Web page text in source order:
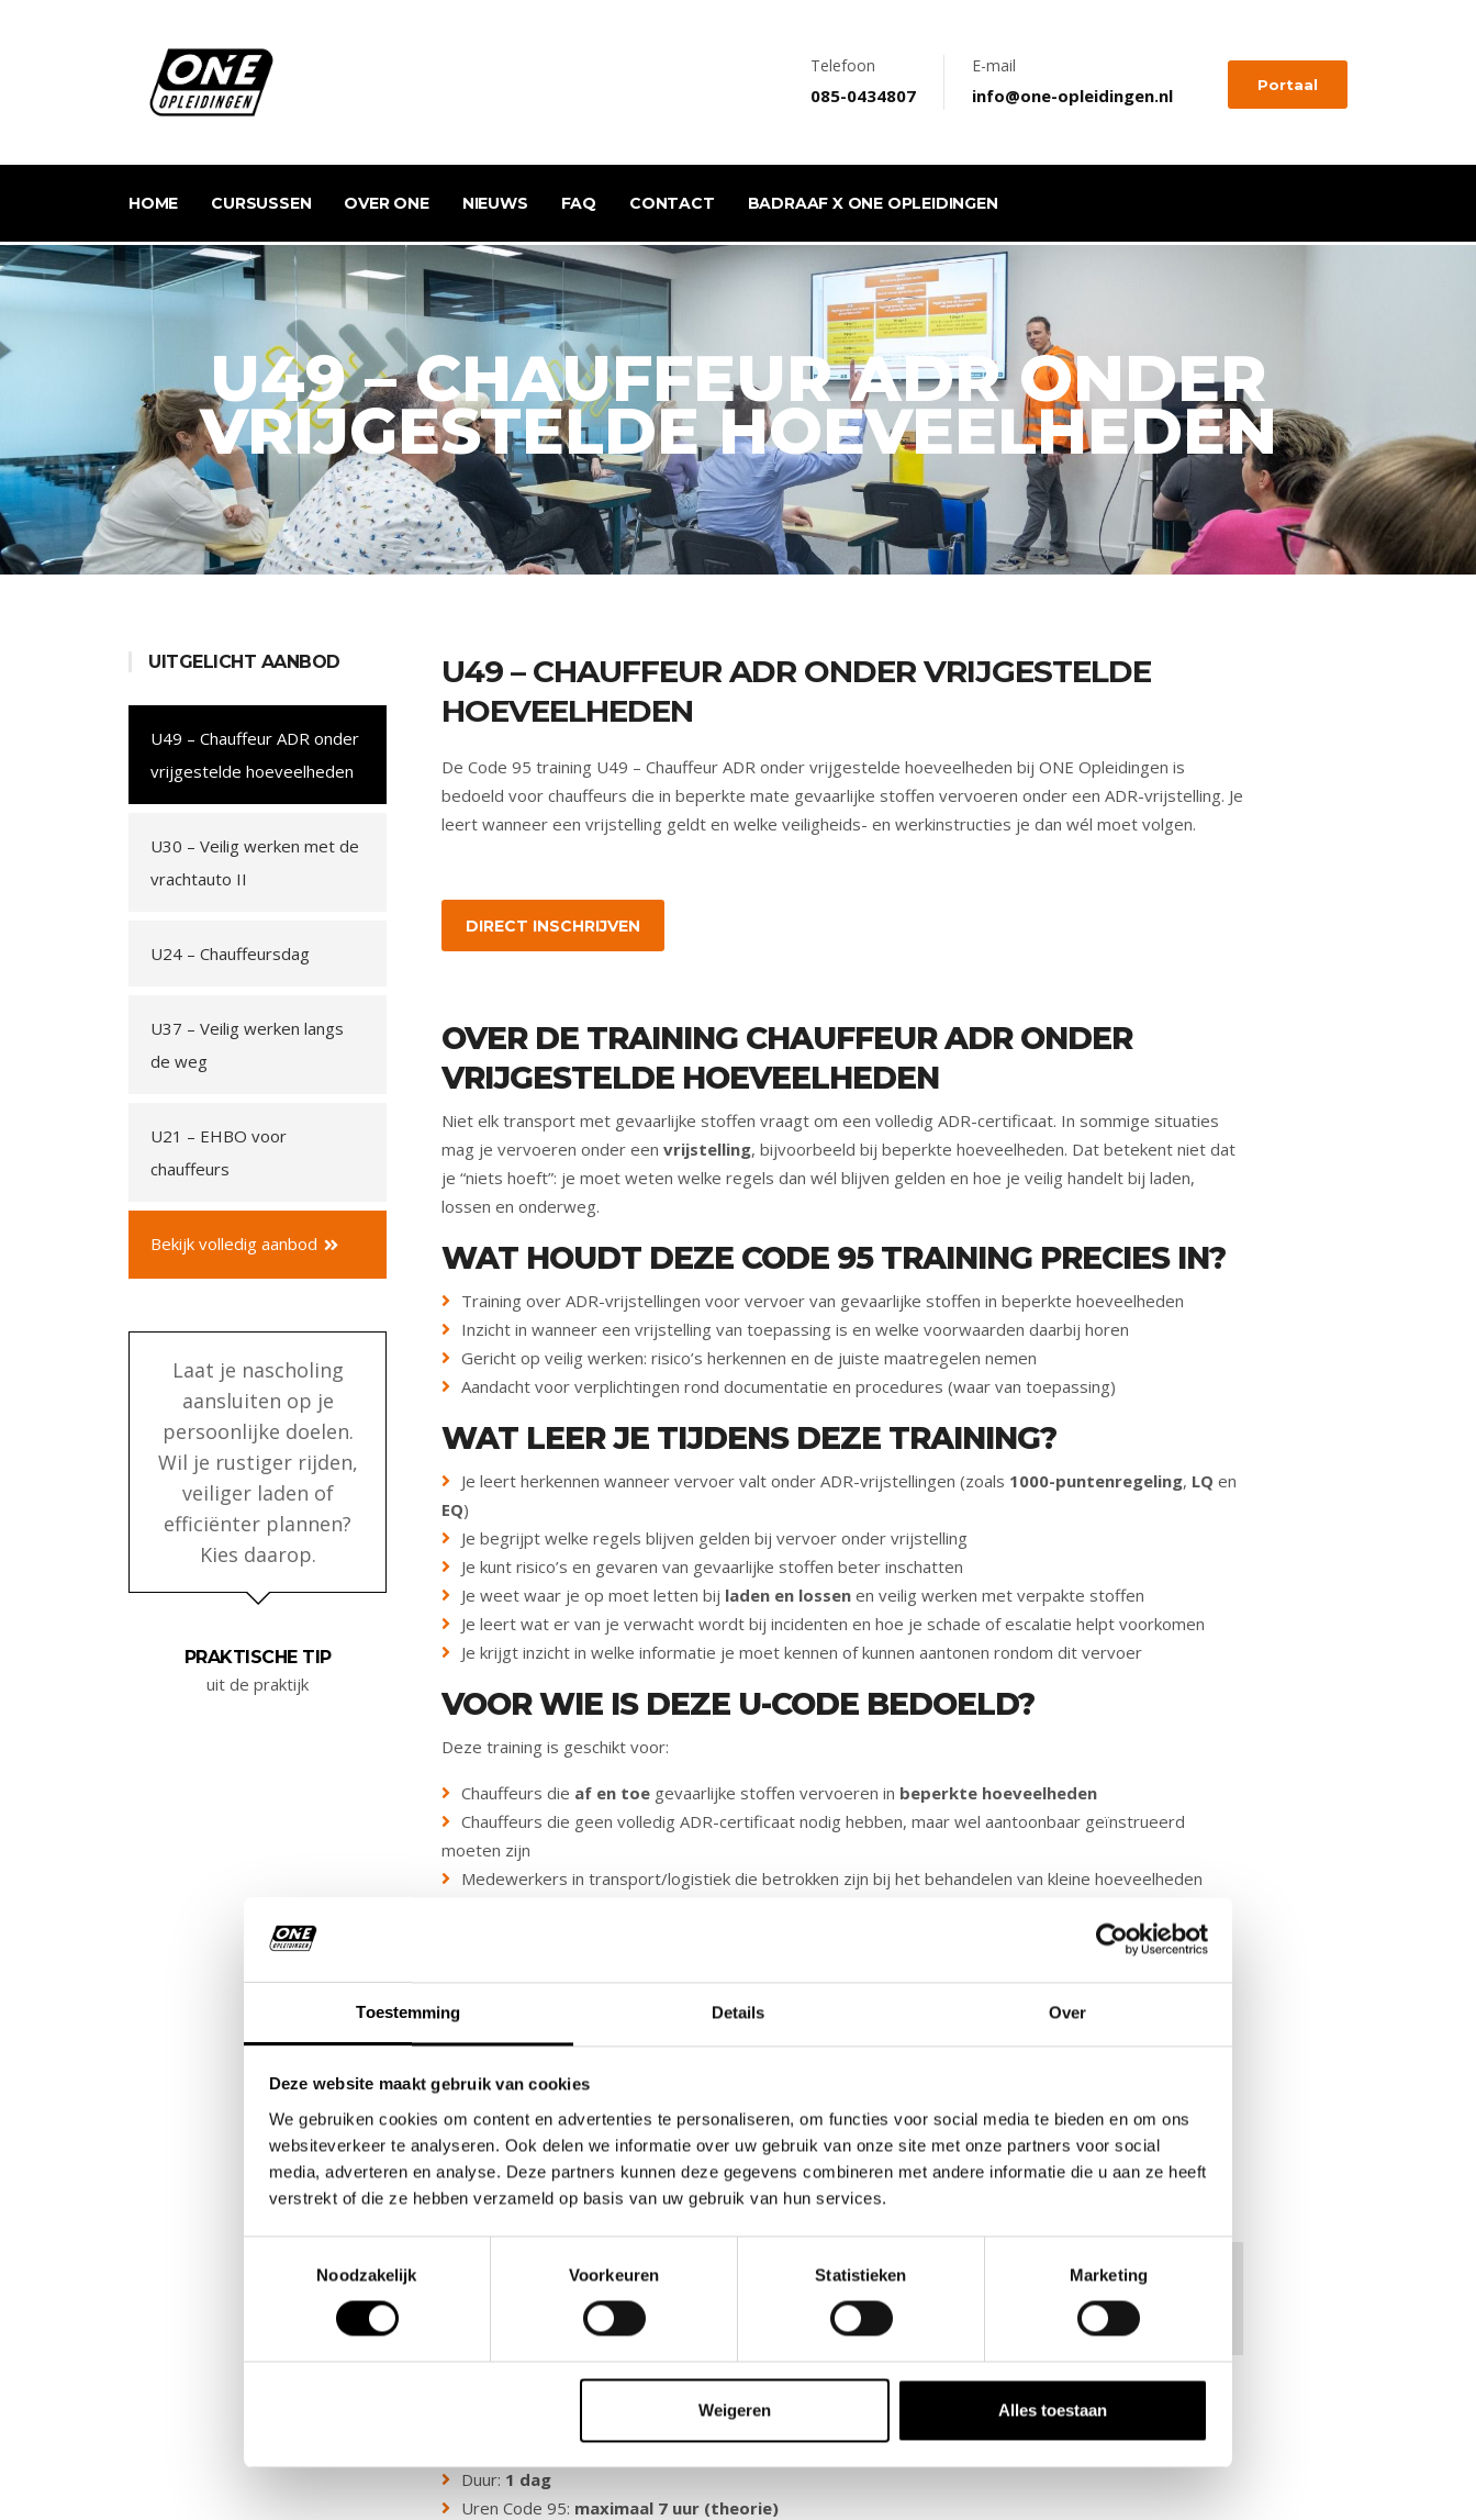
Toestemming Details Over
Deze website maakt gebruik van cookies
We gebruiken cookies om content en advertenties te personaliseren, om functies voor social media te bieden en om ons
websiteverkeer te analyseren. Ook delen we informatie over uw gebruik van onze site met onze partners voor social
media, adverteren en analyse. Deze partners kunnen deze gegevens combineren met andere informatie die u aan ze heeft
verstrekt of die ze hebben verzameld op basis van uw gebruik van hun services.
Noodzakelijk
Voorkeuren Statistieken Marketing
Weigeren Alles toestaan
Telefoon
085-0434807
E-mail
info@one-opleidingen.nl Portaal
HOME CURSUSSEN OVER ONE NIEUWS FAQ CONTACT BADRAAF X ONE OPLEIDINGEN
U49 – CHAUFFEUR ADR ONDER
VRIJGESTELDE HOEVEELHEDEN
UITGELICHT AANBOD
U49 – Chauffeur ADR onder
vrijgestelde hoeveelheden
U30 – Veilig werken met de
vrachtauto II
U24 – Chauffeursdag
U37 – Veilig werken langs
de weg
U21 – EHBO voor
chauffeurs
Bekijk volledig aanbod
Laat je nascholing
aansluiten op je
persoonlijke doelen.
Wil je rustiger rijden,
veiliger laden of
efficiënter plannen?
Kies daarop.
PRAKTISCHE TIP
uit de praktijk
U49 – CHAUFFEUR ADR ONDER VRIJGESTELDE
HOEVEELHEDEN
De Code 95 training U49 – Chauffeur ADR onder vrijgestelde hoeveelheden bij ONE Opleidingen is
bedoeld voor chauffeurs die in beperkte mate gevaarlijke stoffen vervoeren onder een ADR-vrijstelling. Je
leert wanneer een vrijstelling geldt en welke veiligheids- en werkinstructies je dan wél moet volgen.
DIRECT INSCHRIJVEN
OVER DE TRAINING CHAUFFEUR ADR ONDER
VRIJGESTELDE HOEVEELHEDEN
Niet elk transport met gevaarlijke stoffen vraagt om een volledig ADR-certificaat. In sommige situaties
mag je vervoeren onder een vrijstelling, bijvoorbeeld bij beperkte hoeveelheden. Dat betekent niet dat
je “niets hoeft”: je moet weten welke regels dan wél blijven gelden en hoe je veilig handelt bij laden,
lossen en onderweg.
WAT HOUDT DEZE CODE 95 TRAINING PRECIES IN?
Training over ADR-vrijstellingen voor vervoer van gevaarlijke stoffen in beperkte hoeveelheden
Inzicht in wanneer een vrijstelling van toepassing is en welke voorwaarden daarbij horen
Gericht op veilig werken: risico’s herkennen en de juiste maatregelen nemen
Aandacht voor verplichtingen rond documentatie en procedures (waar van toepassing)
WAT LEER JE TIJDENS DEZE TRAINING?
Je leert herkennen wanneer vervoer valt onder ADR-vrijstellingen (zoals 1000-puntenregeling, LQ en
EQ)
Je begrijpt welke regels blijven gelden bij vervoer onder vrijstelling
Je kunt risico’s en gevaren van gevaarlijke stoffen beter inschatten
Je weet waar je op moet letten bij laden en lossen en veilig werken met verpakte stoffen
Je leert wat er van je verwacht wordt bij incidenten en hoe je schade of escalatie helpt voorkomen
Je krijgt inzicht in welke informatie je moet kennen of kunnen aantonen rondom dit vervoer
VOOR WIE IS DEZE U-CODE BEDOELD?
Deze training is geschikt voor:
Chauffeurs die af en toe gevaarlijke stoffen vervoeren in beperkte hoeveelheden
Chauffeurs die geen volledig ADR-certificaat nodig hebben, maar wel aantoonbaar geïnstrueerd
moeten zijn
Medewerkers in transport/logistiek die betrokken zijn bij het behandelen van kleine hoeveelheden
VRIJGESTELDE HOEVEELHEDEN BIJ ONE
OPLEIDINGEN?
Praktijkgericht: herkenbare situaties uit distributie en transport
Duidelijke uitleg over wanneer je wel/niet onder een vrijstelling valt
Focus op veilig handelen en het voorkomen van fouten of misverstanden
Inzetbaar alstheorie-nascholing binnen Code 95
MEER WETEN OVER ONE OPLEIDINGEN? LEES HIER MEER
DUUR, INHOUD EN CODE 95 UREN
Duur: 1 dag
Uren Code 95: maximaal 7 uur (theorie)